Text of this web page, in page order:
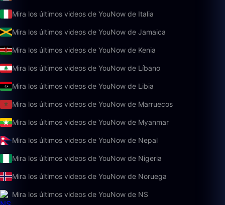
Mira los últimos videos de YouNow de Italia
Mira los últimos videos de YouNow de Jamaica
Mira los últimos videos de YouNow de Kenia
Mira los últimos videos de YouNow de Líbano
Mira los últimos videos de YouNow de Libia
Mira los últimos videos de YouNow de Marruecos
Mira los últimos videos de YouNow de Myanmar
Mira los últimos videos de YouNow de Nepal
Mira los últimos videos de YouNow de Nigeria
Mira los últimos videos de YouNow de Noruega
Mira los últimos videos de YouNow de NS